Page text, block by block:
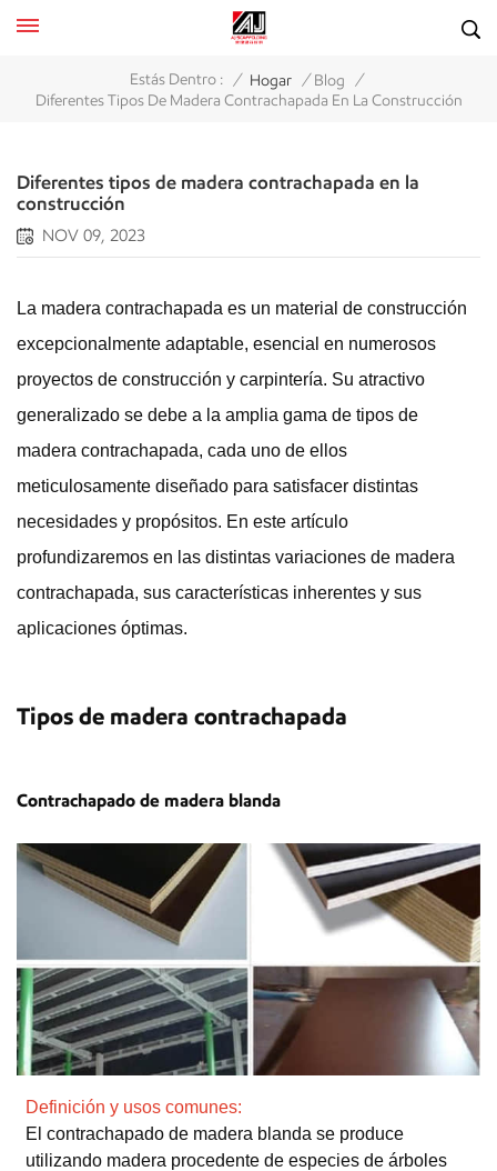
Estás Dentro : / Hogar / Blog /
Diferentes Tipos De Madera Contrachapada En La Construcción
Diferentes tipos de madera contrachapada en la
construcción
NOV 09, 2023
La madera contrachapada es un material de construcción
excepcionalmente adaptable, esencial en numerosos
proyectos de construcción y carpintería. Su atractivo
generalizado se debe a la amplia gama de tipos de
madera contrachapada, cada uno de ellos
meticulosamente diseñado para satisfacer distintas
necesidades y propósitos. En este artículo
profundizaremos en las distintas variaciones de madera
contrachapada, sus características inherentes y sus
aplicaciones óptimas.
Tipos de madera contrachapada
Contrachapado de madera blanda
Definición y usos comunes:
El contrachapado de madera blanda se produce
utilizando madera procedente de especies de árboles